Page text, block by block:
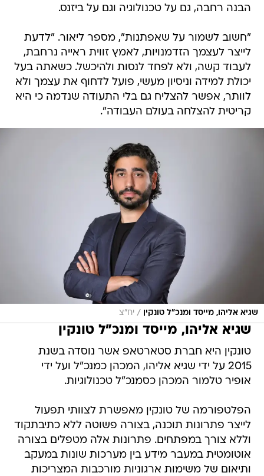
הבנה רחבה, גם על טכנולוגיה וגם על ביזנס.
"חשוב לשמור על שאפתנות", מספר ליאור. "לדעת
לייצר לעצמך הזדמנויות, לאמץ זווית ראייה נרחבת,
לעבוד קשה, ולא לפחד לנסות ולהיכשל. כשאתה בעל
יכולת למידה וניסיון מעשי, פועל לדחוף את עצמך ולא
לוותר, אפשר להצליח גם בלי התעודה שנדמה כי היא
קריטית להצלחה בעולם העבודה".
שגיא אליהו, מייסד ומנכ"ל טונקין / יח"צ
שגיא אליהו, מייסד ומנכ"ל טונקין
טונקין היא חברת סטארטאפ אשר נוסדה בשנת
2015 על ידי שגיא אליהו, המכהן כמנכ"ל ועל ידי
אופיר טלמור המכהן כסמנכ"ל טכנולוגיות.
הפלטפורמה של טונקין מאפשרת לצוותי תפעול
לייצר פתרונות תוכנה, בצורה פשוטה ללא כתיבתקוד
וללא צורך במפתחים. פתרונות אלה מטפלים בצורה
אוטומטית במעבר מידע בין מערכות שונות במעקב
ותיאום של משימות ארגוניות מורכבות המצריכות